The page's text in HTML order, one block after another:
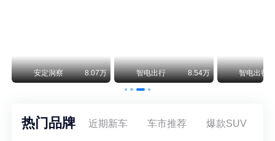
安定洞察 8.07万 智电出行 8.54万 智电出行
热门品牌 近期新车 车市推荐 爆款SUV